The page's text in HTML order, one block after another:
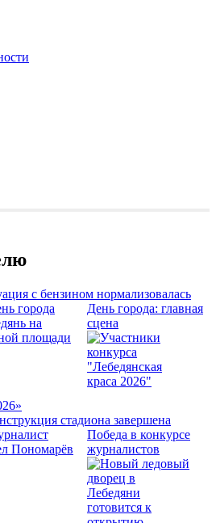
с бензином нормализовалась
День города: главная
сцена
стадиона завершена
Победа в конкурсе
журналистов